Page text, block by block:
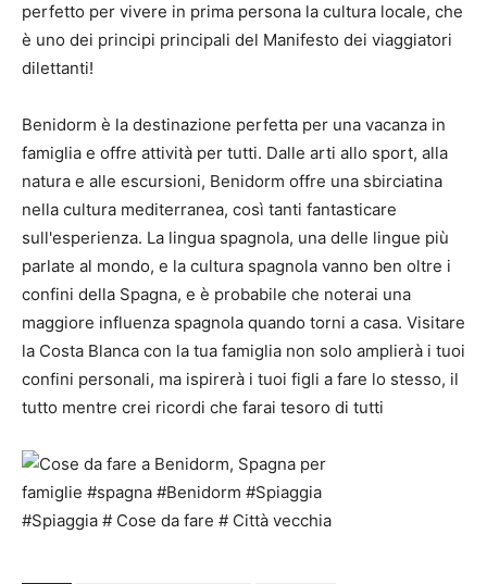
perfetto per vivere in prima persona la cultura locale, che
è uno dei principi principali del Manifesto dei viaggiatori
dilettanti!
Benidorm è la destinazione perfetta per una vacanza in
famiglia e offre attività per tutti. Dalle arti allo sport, alla
natura e alle escursioni, Benidorm offre una sbirciatina
nella cultura mediterranea, così tanti fantasticare
sull'esperienza. La lingua spagnola, una delle lingue più
parlate al mondo, e la cultura spagnola vanno ben oltre i
confini della Spagna, e è probabile che noterai una
maggiore influenza spagnola quando torni a casa. Visitare
la Costa Blanca con la tua famiglia non solo amplierà i tuoi
confini personali, ma ispirerà i tuoi figli a fare lo stesso, il
tutto mentre crei ricordi che farai tesoro di tutti